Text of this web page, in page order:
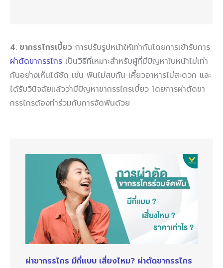
4. ขากรรไกรเบี้ยว การปรับรูปหน้าให้เท่ากันโดยการเข้ารับการ
ผ่าตัดขากรรไกร เป็นวิธีที่เหมาะสำหรับผู้ที่มีปัญหาใบหน้าไม่เท่า
กันอย่างเห็นได้ชัด เช่น ฟันไม่สบกัน เคี้ยวอาหารไม่สะดวก และ
ได้รับวินิจฉัยแล้วว่ามีปัญหาขากรรไกรเบี้ยว โดยการผ่าตัดขา
กรรไกรต้องทำร่วมกับการจัดฟันด้วย
ผ่าขากรรไกร มีกี่แบบ เสี่ยงไหม? ผ่าตัดขากรรไกร